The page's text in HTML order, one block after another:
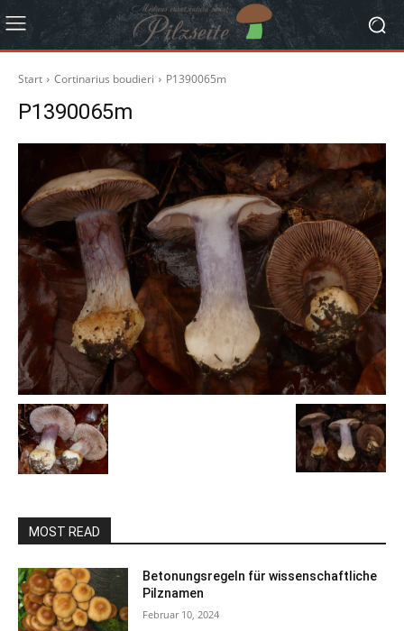
Start Cortinarius boudieri P1390065m
P1390065m
MOST READ
Betonungsregeln für wissenschaftliche
Pilznamen
Februar 10, 2024